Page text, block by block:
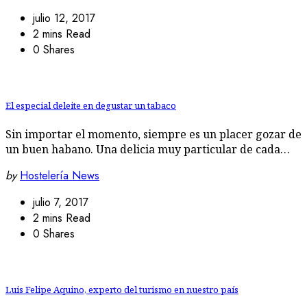
julio 12, 2017
2 mins Read
0 Shares
El especial deleite en degustar un tabaco
Sin importar el momento, siempre es un placer gozar de
un buen habano. Una delicia muy particular de cada…
by Hostelería News
julio 7, 2017
2 mins Read
0 Shares
Luis Felipe Aquino, experto del turismo en nuestro país